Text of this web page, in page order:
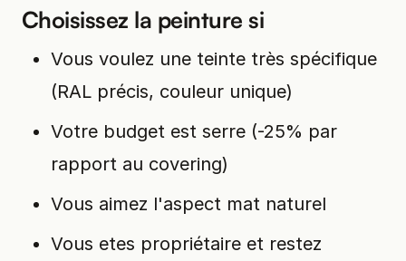
Choisissez la peinture si
Vous voulez une teinte très spécifique
(RAL précis, couleur unique)
Votre budget est serre (-25% par
rapport au covering)
Vous aimez l'aspect mat naturel
Vous etes propriétaire et restez